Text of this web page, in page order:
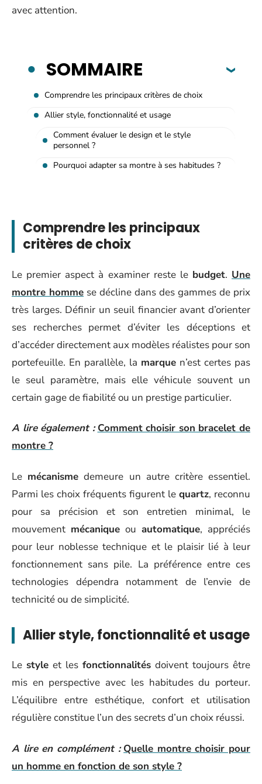
avec attention.
SOMMAIRE
Comprendre les principaux critères de choix
Allier style, fonctionnalité et usage
Comment évaluer le design et le style
personnel ?
Pourquoi adapter sa montre à ses habitudes ?
Comprendre les principaux
critères de choix
Le premier aspect à examiner reste le budget. Une
montre homme se décline dans des gammes de prix
très larges. Définir un seuil financier avant d’orienter
ses recherches permet d’éviter les déceptions et
d’accéder directement aux modèles réalistes pour son
portefeuille. En parallèle, la marque n’est certes pas
le seul paramètre, mais elle véhicule souvent un
certain gage de fiabilité ou un prestige particulier.
A lire également : Comment choisir son bracelet de
montre ?
Le mécanisme demeure un autre critère essentiel.
Parmi les choix fréquents figurent le quartz, reconnu
pour sa précision et son entretien minimal, le
mouvement mécanique ou automatique, appréciés
pour leur noblesse technique et le plaisir lié à leur
fonctionnement sans pile. La préférence entre ces
technologies dépendra notamment de l’envie de
technicité ou de simplicité.
Allier style, fonctionnalité et usage
Le style et les fonctionnalités doivent toujours être
mis en perspective avec les habitudes du porteur.
L’équilibre entre esthétique, confort et utilisation
régulière constitue l’un des secrets d’un choix réussi.
A lire en complément : Quelle montre choisir pour
un homme en fonction de son style ?